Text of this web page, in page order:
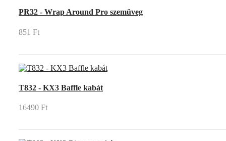
PR32 - Wrap Around Pro szemüveg
851 Ft
T832 - KX3 Baffle kabát
16490 Ft